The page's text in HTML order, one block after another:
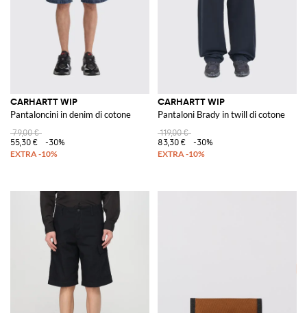
CARHARTT WIP
Pantaloncini in denim di cotone
79,00 €
55,30 €
-30%
CARHARTT WIP
Pantaloni Brady in twill di cotone
119,00 €
83,30 €
-30%